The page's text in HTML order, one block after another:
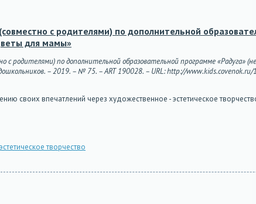
с родителями) по дополнительной
для мамы»
родителями) по дополнительной образовательной программе «Радуга»
– 2019. – № 75. – ART 190028. – URL: http://www.kids.covenok.ru/
своих впечатлений через художественное - эстетическое
творчество